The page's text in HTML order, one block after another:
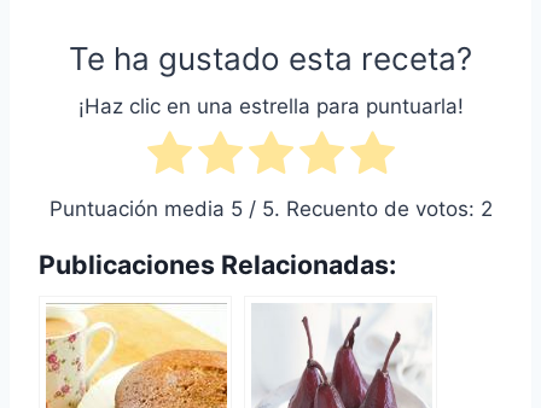
Te ha gustado esta receta?
¡Haz clic en una estrella para puntuarla!
Puntuación media 5/ 5. Recuento de votos: 2
Publicaciones Relacionadas: